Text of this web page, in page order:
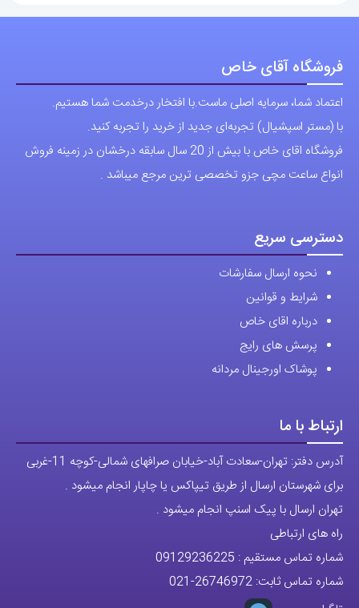
فروشگاه آقای خاص
اعتماد شما، سرمایه اصلی ماست.با افتخار درخدمت شما هستیم.
با (مستر اسپشیال) تجربه‌ای جدید از خرید را تجربه کنید.
فروشگاه اقای خاص با بیش از 20 سال سابقه درخشان در زمینه فروش
انواع ساعت مچی جزو تخصصی ترین مرجع میباشد .
دسترسی سریع
نحوه ارسال سفارشات
شرایط و قوانین
درباره اقای خاص
پرسش های رایج
پوشاک اورجینال مردانه
ارتباط با ما
آدرس دفتر: تهران-سعادت آباد-خیابان صرافهای شمالی-کوچه 11-غربی
برای شهرستان ارسال از طریق تیپاکس یا چاپار انجام میشود .
تهران ارسال با پیک اسنپ انجام میشود .
راه های ارتباطی
شماره تماس مستقیم : 09129236225
شماره تماس ثابت: 26746972
-021